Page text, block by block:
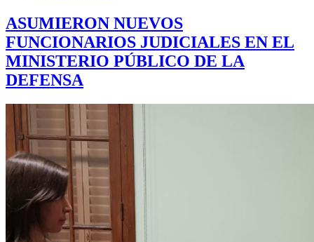
ASUMIERON NUEVOS
FUNCIONARIOS JUDICIALES EN EL
MINISTERIO PÚBLICO DE LA
DEFENSA